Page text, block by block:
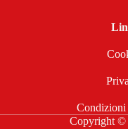
Condizioni
Copyright ©